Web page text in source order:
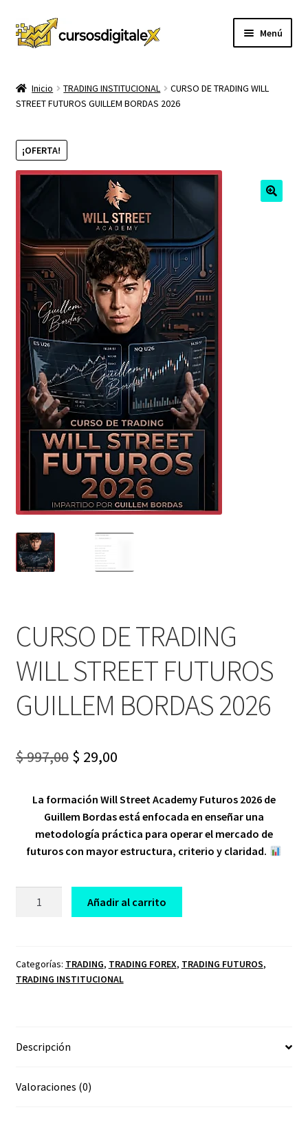
Ir
a
Ir
al
Menú
TIENDA
CURSOS
hijo
MEMBRESIA
CARRITO
CONTACTO
Inicio TRADING INSTITUCIONAL
CURSO DE TRADING WILL
STREET FUTUROS GUILLEM BORDAS 2026
¡OFERTA!
CURSO DE TRADING
WILL STREET FUTUROS
GUILLEM BORDAS 2026
$997,00 Original
was:
$ 997,00.
$ 29,00Current
is:
$ 29,00.
La formación Will Street Academy Futuros 2026 de
Guillem Bordas está enfocada en enseñar una
metodología práctica para operar el mercado de
futuros con mayor estructura, criterio y claridad.
STREET
FUTUROS
cantidad
Añadir al carrito
Categorías: TRADING, TRADING FOREX, TRADING FUTUROS,
TRADING INSTITUCIONAL
Descripción
Valoraciones (0)